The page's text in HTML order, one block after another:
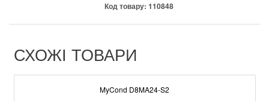
Код товару: 110848
СХОЖІ ТОВАРИ
MyCond D8MA24-S2